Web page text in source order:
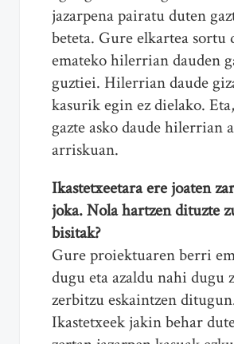
jazarpena pairatu duten
beteta. Gure elkartea sortu
emateko hilerrian dauden
guztiei. Hilerrian daude
kasurik egin ez dielako.
gazte asko daude hilerrian
arriskuan.
Ikastetxeetara ere joaten
joka. Nola hartzen dituzte
bisitak?
Gure proiektuaren berri
dugu eta azaldu nahi dugu
zerbitzu eskaintzen
Ikastetxeek jakin behar